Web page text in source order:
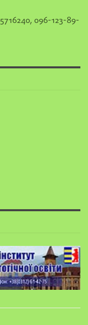
096-123-89-